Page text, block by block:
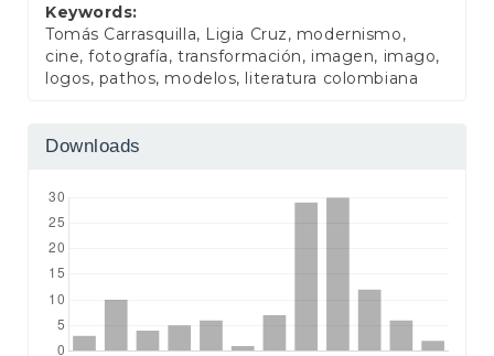
Keywords:
Tomás Carrasquilla, Ligia Cruz, modernismo,
cine, fotografía, transformación, imagen, imago,
logos, pathos, modelos, literatura colombiana
Downloads